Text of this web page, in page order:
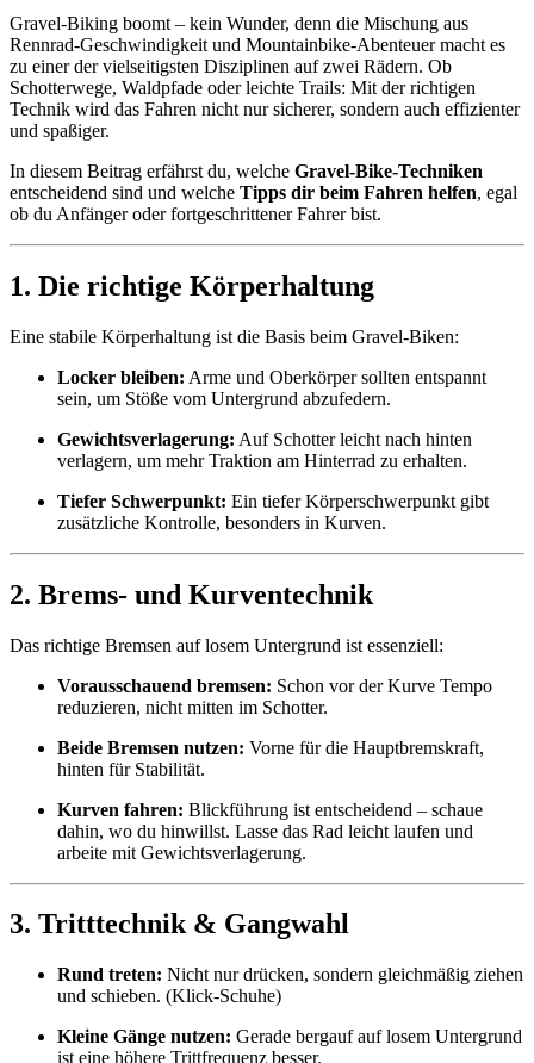
Gravel-Biking boomt – kein Wunder, denn die Mischung aus
Rennrad-Geschwindigkeit und Mountainbike-Abenteuer macht es
zu einer der vielseitigsten Disziplinen auf zwei Rädern. Ob
Schotterwege, Waldpfade oder leichte Trails: Mit der richtigen
Technik wird das Fahren nicht nur sicherer, sondern auch effizienter
und spaßiger.
In diesem Beitrag erfährst du, welche Gravel-Bike-Techniken
entscheidend sind und welche Tipps dir beim Fahren helfen, egal
ob du Anfänger oder fortgeschrittener Fahrer bist.
1. Die richtige Körperhaltung
Eine stabile Körperhaltung ist die Basis beim Gravel-Biken:
Locker bleiben: Arme und Oberkörper sollten entspannt
sein, um Stöße vom Untergrund abzufedern.
Gewichtsverlagerung: Auf Schotter leicht nach hinten
verlagern, um mehr Traktion am Hinterrad zu erhalten.
Tiefer Schwerpunkt: Ein tiefer Körperschwerpunkt gibt
zusätzliche Kontrolle, besonders in Kurven.
2. Brems- und Kurventechnik
Das richtige Bremsen auf losem Untergrund ist essenziell:
Vorausschauend bremsen: Schon vor der Kurve Tempo
reduzieren, nicht mitten im Schotter.
Beide Bremsen nutzen: Vorne für die Hauptbremskraft,
hinten für Stabilität.
Kurven fahren: Blickführung ist entscheidend – schaue
dahin, wo du hinwillst. Lasse das Rad leicht laufen und
arbeite mit Gewichtsverlagerung.
3. Tritttechnik & Gangwahl
Rund treten: Nicht nur drücken, sondern gleichmäßig ziehen
und schieben. (Klick-Schuhe)
Kleine Gänge nutzen: Gerade bergauf auf losem Untergrund
ist eine höhere Trittfrequenz besser.